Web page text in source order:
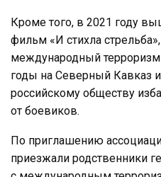
Кроме того, в 2021 году
фильм «И стихла
международный
годы на Северный Кавказ
российскому обществу
от боевиков.
По приглашению
приезжали родственники